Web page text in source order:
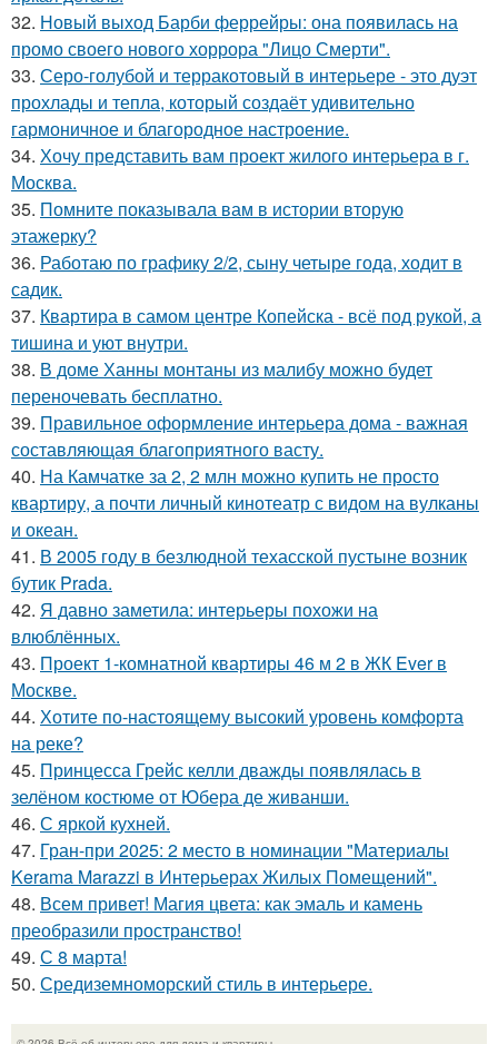
32. Новый выход Барби феррейры: она появилась на
промо своего нового хоррора "Лицо Смерти".
33. Серо-голубой и терракотовый в интерьере - это дуэт
прохлады и тепла, который создаёт удивительно
гармоничное и благородное настроение.
34. Хочу представить вам проект жилого интерьера в г.
Москва.
35. Помните показывала вам в истории вторую
этажерку?
36. Работаю по графику 2/2, сыну четыре года, ходит в
садик.
37. Квартира в самом центре Копейска - всё под рукой, а
тишина и уют внутри.
38. В доме Ханны монтаны из малибу можно будет
переночевать бесплатно.
39. Правильное оформление интерьера дома - важная
составляющая благоприятного васту.
40. На Камчатке за 2, 2 млн можно купить не просто
квартиру, а почти личный кинотеатр с видом на вулканы
и океан.
41. В 2005 году в безлюдной техасской пустыне возник
бутик Prada.
42. Я давно заметила: интерьеры похожи на
влюблённых.
43. Проект 1-комнатной квартиры 46 м 2 в ЖК Ever в
Москве.
44. Хотите по-настоящему высокий уровень комфорта
на реке?
45. Принцесса Грейс келли дважды появлялась в
зелёном костюме от Юбера де живанши.
46. С яркой кухней.
47. Гран-при 2025: 2 место в номинации "Материалы
Kerama Marazzi в Интерьерах Жилых Помещений".
48. Всем привет! Магия цвета: как эмаль и камень
преобразили пространство!
49. С 8 марта!
50. Средиземноморский стиль в интерьере.